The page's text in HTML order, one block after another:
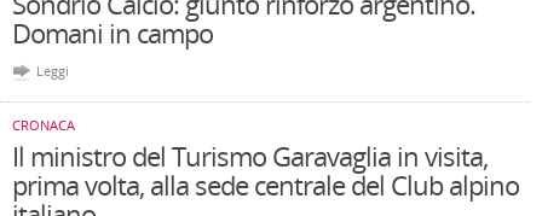
Domani in campo
Leggi
CRONACA
Il ministro del Turismo Garavaglia in visita,
prima volta, alla sede centrale del Club alpino